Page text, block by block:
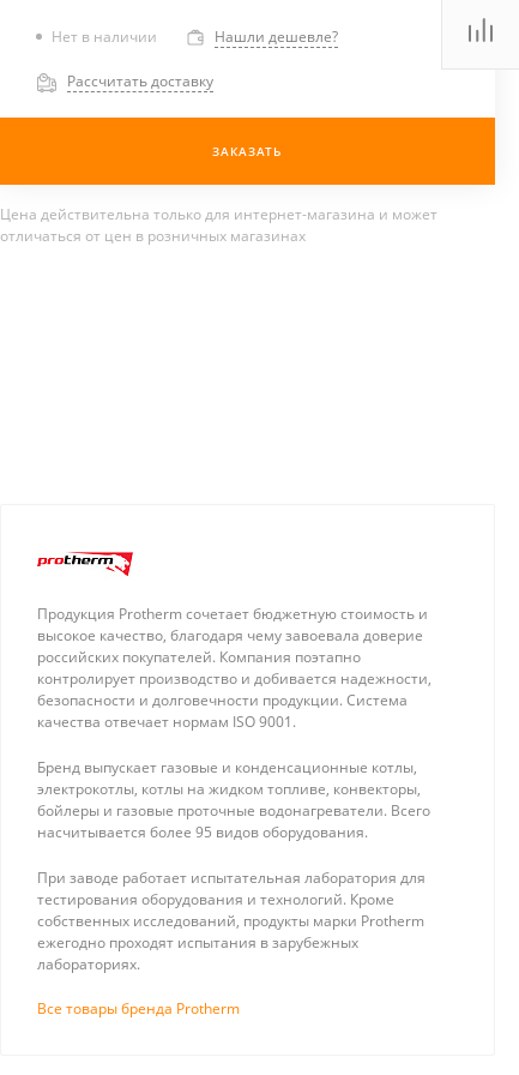
Нет в наличии Нашли дешевле?
Рассчитать доставку
ЗАКАЗАТЬ
Цена действительна только для интернет-магазина и может
отличаться от цен в розничных магазинах
Продукция Protherm сочетает бюджетную стоимость и
высокое качество, благодаря чему завоевала доверие
российских покупателей. Компания поэтапно
контролирует производство и добивается надежности,
безопасности и долговечности продукции. Система
качества отвечает нормам ISO 9001.
Бренд выпускает газовые и конденсационные котлы,
электрокотлы, котлы на жидком топливе, конвекторы,
бойлеры и газовые проточные водонагреватели. Всего
насчитывается более 95 видов оборудования.
При заводе работает испытательная лаборатория для
тестирования оборудования и технологий. Кроме
собственных исследований, продукты марки Protherm
ежегодно проходят испытания в зарубежных
лабораториях.
Все товары бренда Protherm